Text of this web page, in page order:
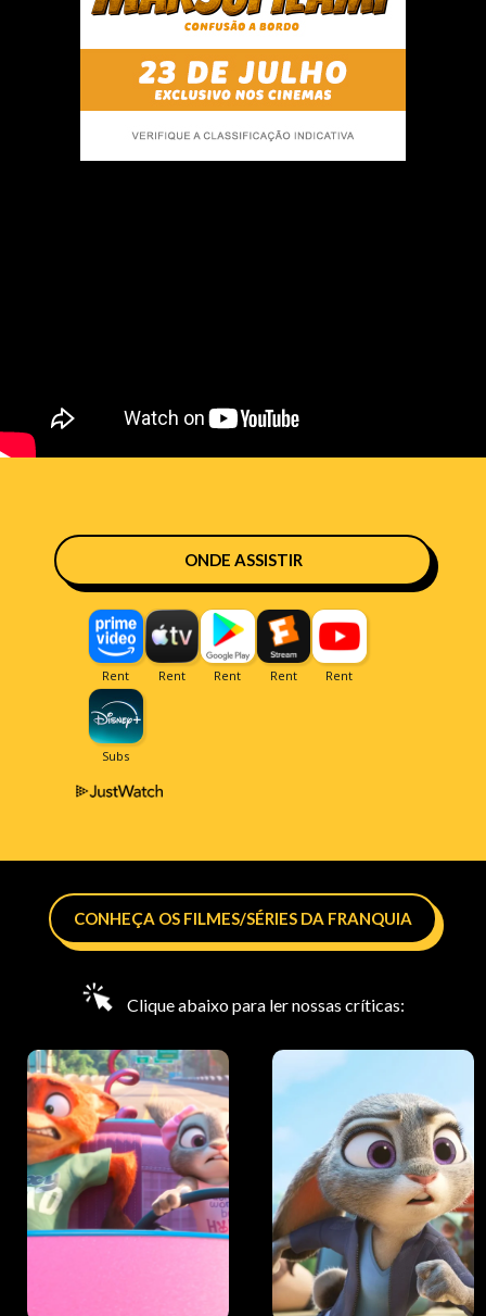
ONDE ASSISTIR
CONHEÇA OS FILMES/SÉRIES DA FRANQUIA
Clique abaixo para ler nossas críticas: